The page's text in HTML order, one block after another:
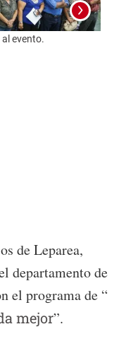
evento.
de Leparea,
departamento de
el programa de “
mejor”.